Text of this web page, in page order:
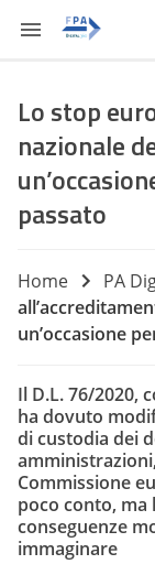
Lo stop
nazionale
passato
Home PA
un’occasione
Il D.L. 76/2020,
ha dovuto
di custodia dei
Commissione
poco conto,
conseguenze
immaginare